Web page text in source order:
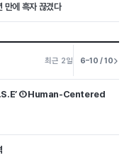
에 흑자 끊겼다
최근 2일 6–10 / 10
①Human-Centered